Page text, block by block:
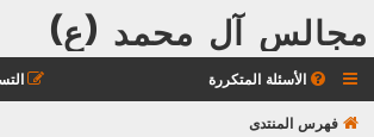
مجالس آل محمد (ع)
الأسئلة المتكررة
فهرس المنتدى